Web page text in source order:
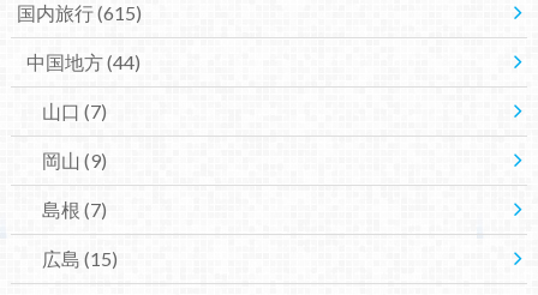
国内旅行(615)
中国地方(44)
山口 (7)
岡山 (9)
島根 (7)
広島 (15)